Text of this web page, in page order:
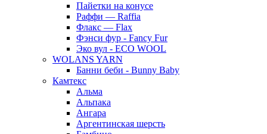
Пайетки на конусе
Раффи — Raffia
Флакс — Flax
Фэнси фур - Fancy Fur
Эко вул - ECO WOOL
WOLANS YARN
Банни беби - Bunny Baby
Камтекс
Альма
Альпака
Ангара
Аргентинская шерсть